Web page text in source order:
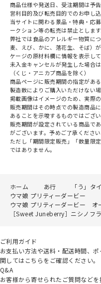
商品仕様や発送日、受注期間は予
営利目的及び転売目的でのお申し
当サイトに関わる景品・特典・応
ークション等の転売は禁止とします
弊社では食品のアレルギー物質に
麦、えび、かに、落花生、そば）
ケージの原材料欄に情報を表示して
未入金キャンセルが発生した場合
（くじ・アニカプ商品を除く）
商品ページに販売期間の指定があ
製造数によりご購入いただけない場
掲載画像はイメージのため、実際
販売期間はその時点での製造商品
あることを示唆するものではござい
販売期間が設定されている商品で
がございます。予めご了承ください
ただし「期間限定販売」「数量限
ではありません。
ホーム あ行
「う」タ
ウマ娘 プリティーダービー
ウマ娘 プリティーダービー
［Sweet Juneberry］ニシノフ
ご利用ガイド
お支払い方法や送料・配送時間、
関してはこちらをご確認ください。
Q&A
お客様から寄せられたご質問などを